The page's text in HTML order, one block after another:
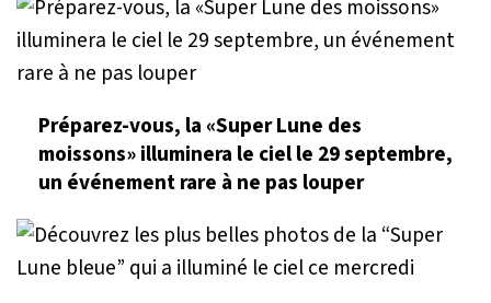
Préparez-vous, la «Super Lune des
moissons» illuminera le ciel le 29 septembre,
un événement rare à ne pas louper